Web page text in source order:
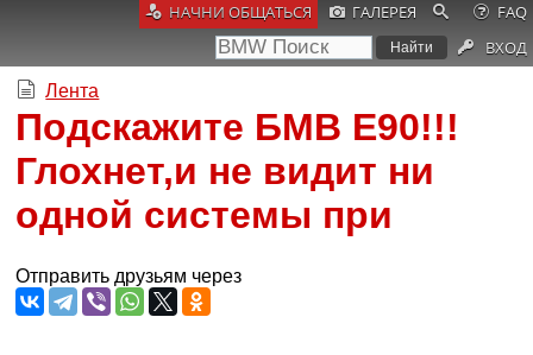
НАЧНИ ОБЩАТЬСЯ
ГАЛЕРЕЯ
FAQ
ВХОД
Лента
Подскажите БМВ Е90!!!
Глохнет,и не видит ни
одной системы при
Отправить друзьям через